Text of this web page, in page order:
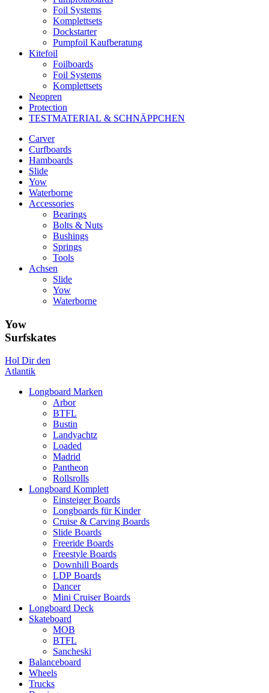
Foil Systems
Komplettsets
Dockstarter
Pumpfoil Kaufberatung
Kitefoil
Foilboards
Foil Systems
Komplettsets
Neopren
Protection
TESTMATERIAL & SCHNÄPPCHEN
Carver
Curfboards
Hamboards
Slide
Yow
Waterborne
Accessories
Bearings
Bolts & Nuts
Bushings
Springs
Tools
Achsen
Slide
Yow
Waterborne
Yow
Surfskates
Hol Dir den
Atlantik
Longboard Marken
Arbor
BTFL
Bustin
Landyachtz
Loaded
Madrid
Pantheon
Rollsrolls
Longboard Komplett
Einsteiger Boards
Longboards für Kinder
Cruise & Carving Boards
Slide Boards
Freeride Boards
Freestyle Boards
Downhill Boards
LDP Boards
Dancer
Mini Cruiser Boards
Longboard Deck
Skateboard
MOB
BTFL
Sancheski
Balanceboard
Wheels
Trucks